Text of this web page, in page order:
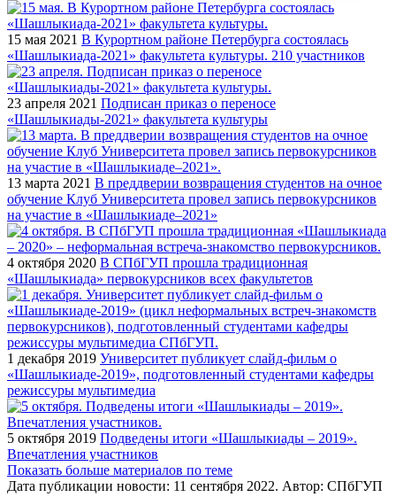
15 мая 2021 В Курортном районе Петербурга состоялась
«Шашлыкиада-2021» факультета культуры. 210 участников
23 апреля 2021 Подписан приказ о переносе
«Шашлыкиады-2021» факультета культуры
13 марта 2021 В преддверии возвращения студентов на очное
обучение Клуб Университета провел запись первокурсников
на участие в «Шашлыкиаде–2021»
4 октября 2020 В СПбГУП прошла традиционная
«Шашлыкиада» первокурсников всех факультетов
1 декабря 2019 Университет публикует слайд-фильм о
«Шашлыкиаде-2019», подготовленный студентами кафедры
режиссуры мультимедиа
5 октября 2019 Подведены итоги «Шашлыкиады – 2019».
Впечатления участников
Показать больше материалов по теме
Дата публикации новости: 11 сентября 2022. Автор: СПбГУП